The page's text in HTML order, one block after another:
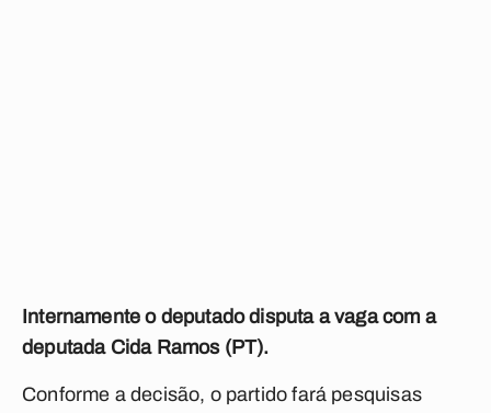
Internamente o deputado disputa a vaga com a
deputada Cida Ramos (PT).
Conforme a decisão, o partido fará pesquisas